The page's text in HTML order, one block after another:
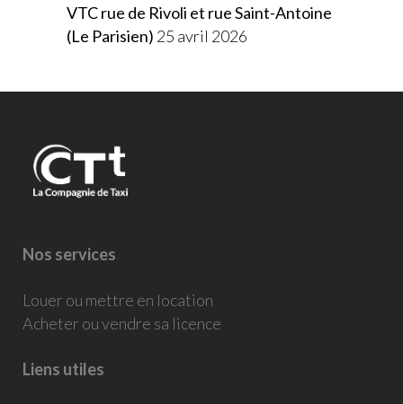
VTC rue de Rivoli et rue Saint-Antoine
(Le Parisien) 25 avril 2026
Nos services
Louer ou mettre en location
Acheter ou vendre sa licence
Liens utiles